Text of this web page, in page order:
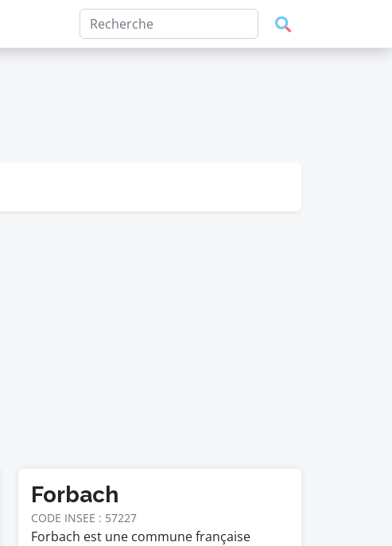
Forbach
CODE INSEE : 57227
Forbach est une commune française